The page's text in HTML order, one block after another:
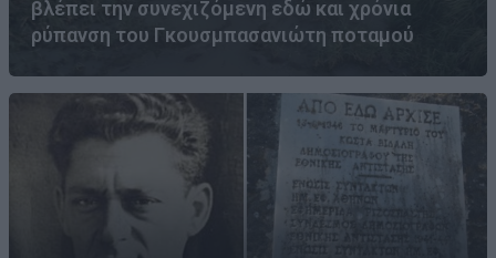
βλέπει την συνεχιζόμενη εδώ και χρόνια
ρύπανση του Γκουσμπασανιώτη ποταμού